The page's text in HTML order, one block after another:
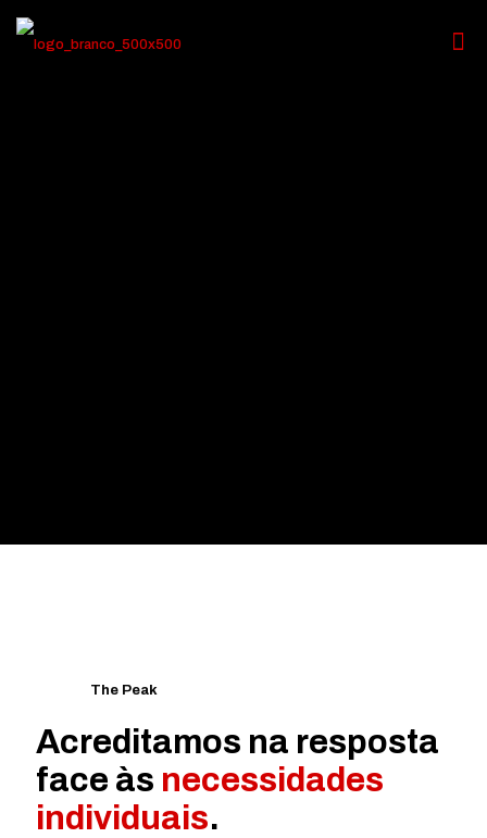
The Peak
Acreditamos na resposta
face às necessidades
individuais.